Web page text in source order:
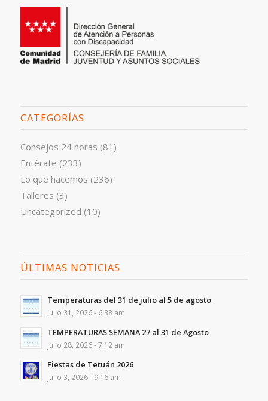
CATEGORÍAS
Consejos 24 horas (81)
Entérate (233)
Lo que hacemos (236)
Talleres (3)
Uncategorized (10)
ÚLTIMAS NOTICIAS
Temperaturas del 31 de julio al 5 de agosto
julio 31, 2026 - 6:38 am
TEMPERATURAS SEMANA 27 al 31 de Agosto
julio 28, 2026 - 7:12 am
Fiestas de Tetuán 2026
julio 3, 2026 - 9:16 am